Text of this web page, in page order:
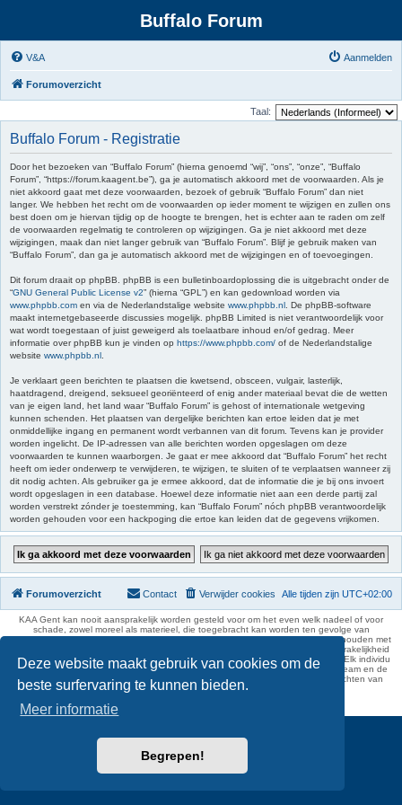
Deze website maakt gebruik van cookies om de
beste surfervaring te kunnen bieden.
Meer informatie
Begrepen!
Buffalo Forum
V&A Aanmelden
Forumoverzicht
Taal:
Buffalo Forum - Registratie
Door het bezoeken van “Buffalo Forum” (hierna genoemd “wij”, “ons”, “onze”, “Buffalo
Forum”, “https://forum.kaagent.be”), ga je automatisch akkoord met de voorwaarden. Als je
niet akkoord gaat met deze voorwaarden, bezoek of gebruik “Buffalo Forum” dan niet
langer. We hebben het recht om de voorwaarden op ieder moment te wijzigen en zullen ons
best doen om je hiervan tijdig op de hoogte te brengen, het is echter aan te raden om zelf
de voorwaarden regelmatig te controleren op wijzigingen. Ga je niet akkoord met deze
wijzigingen, maak dan niet langer gebruik van “Buffalo Forum”. Blijf je gebruik maken van
“Buffalo Forum”, dan ga je automatisch akkoord met de wijzigingen en of toevoegingen.
Dit forum draait op phpBB. phpBB is een bulletinboardoplossing die is uitgebracht onder de
“GNU General Public License v2” (hierna “GPL”) en kan gedownload worden via
www.phpbb.com en via de Nederlandstalige website www.phpbb.nl . De phpBB-software
maakt internetgebaseerde discussies mogelijk. phpBB Limited is niet verantwoordelijk voor
wat wordt toegestaan of juist geweigerd als toelaatbare inhoud en/of gedrag. Meer
informatie over phpBB kun je vinden op https://www.phpbb.com/ of de Nederlandstalige
website www.phpbb.nl
Je verklaart geen berichten te plaatsen die kwetsend, obsceen, vulgair, lasterlijk,
haatdragend, dreigend, seksueel georiënteerd of enig ander materiaal bevat die de wetten
van je eigen land, het land waar “Buffalo Forum” is gehost of internationale wetgeving
kunnen schenden. Het plaatsen van dergelijke berichten kan ertoe leiden dat je met
onmiddellijke ingang en permanent wordt verbannen van dit forum. Tevens kan je provider
worden ingelicht. De IP-adressen van alle berichten worden opgeslagen om deze
voorwaarden te kunnen waarborgen. Je gaat er mee akkoord dat “Buffalo Forum” het recht
heeft om ieder onderwerp te verwijderen, te wijzigen, te sluiten of te verplaatsen wanneer zij
dit nodig achten. Als gebruiker ga je ermee akkoord, dat de informatie die je bij ons invoert
wordt opgeslagen in een database. Hoewel deze informatie niet aan een derde partij zal
worden verstrekt zónder je toestemming, kan “Buffalo Forum” nóch phpBB verantwoordelijk
worden gehouden voor een hackpoging die ertoe kan leiden dat de gegevens vrijkomen.
Forumoverzicht Alle tijden zijn UTC+02:00
Verwijder cookies
Contact
KAA Gent kan nooit aansprakelijk worden gesteld voor om het even welk nadeel of voor
schade, zowel moreel als materieel, die toegebracht kan worden ten gevolge van
feitelijkheden en daden van derden die rechtstreeks of onrechtstreeks verband houden met
de gegevens vermeld op de website van KAA Gent. Deze ontheffing van aansprakelijkheid
geldt inzonderheid voor het forum, waarvan KAA Gent zich volledig distantieert. Elk individu
is dus verantwoordelijk voor zijn uitlatingen op het Buffalo Forum. Ook het webteam en de
moderators kunnen niet aansprakelijk gesteld worden voor de inhoud van berichten van
gebruikers.